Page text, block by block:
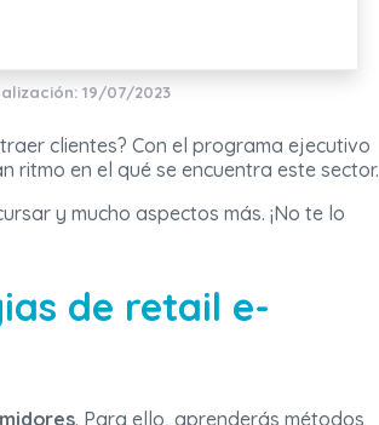
19/07/2023
clientes? Con el programa ejecutivo
en el qué se encuentra este sector.
y mucho aspectos más. ¡No te lo
de retail e-
. Para ello, aprenderás métodos